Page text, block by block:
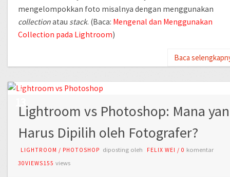
mengelompokkan foto misalnya dengan menggunakan
collectionatau stack. (Baca: Mengenal dan Menggunakan
Collection pada Lightroom)
Baca
AUG
Lightroom vs Photoshop: Mana
Harus Dipilih oleh Fotografer?
LIGHTROOM / PHOTOSHOP diposting oleh FELIX WEI / 0 komentar
30VIEWS155 views